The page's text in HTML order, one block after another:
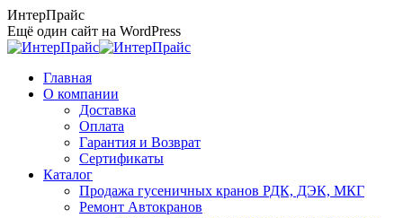
Перейти
к
содержанию
ИнтерПрайс
Ещё один сайт на WordPress
Главная
О компании
Доставка
Оплата
Гарантия и Возврат
Сертификаты
Каталог
Продажа гусеничных кранов РДК, ДЭК, МКГ
Ремонт Автокранов